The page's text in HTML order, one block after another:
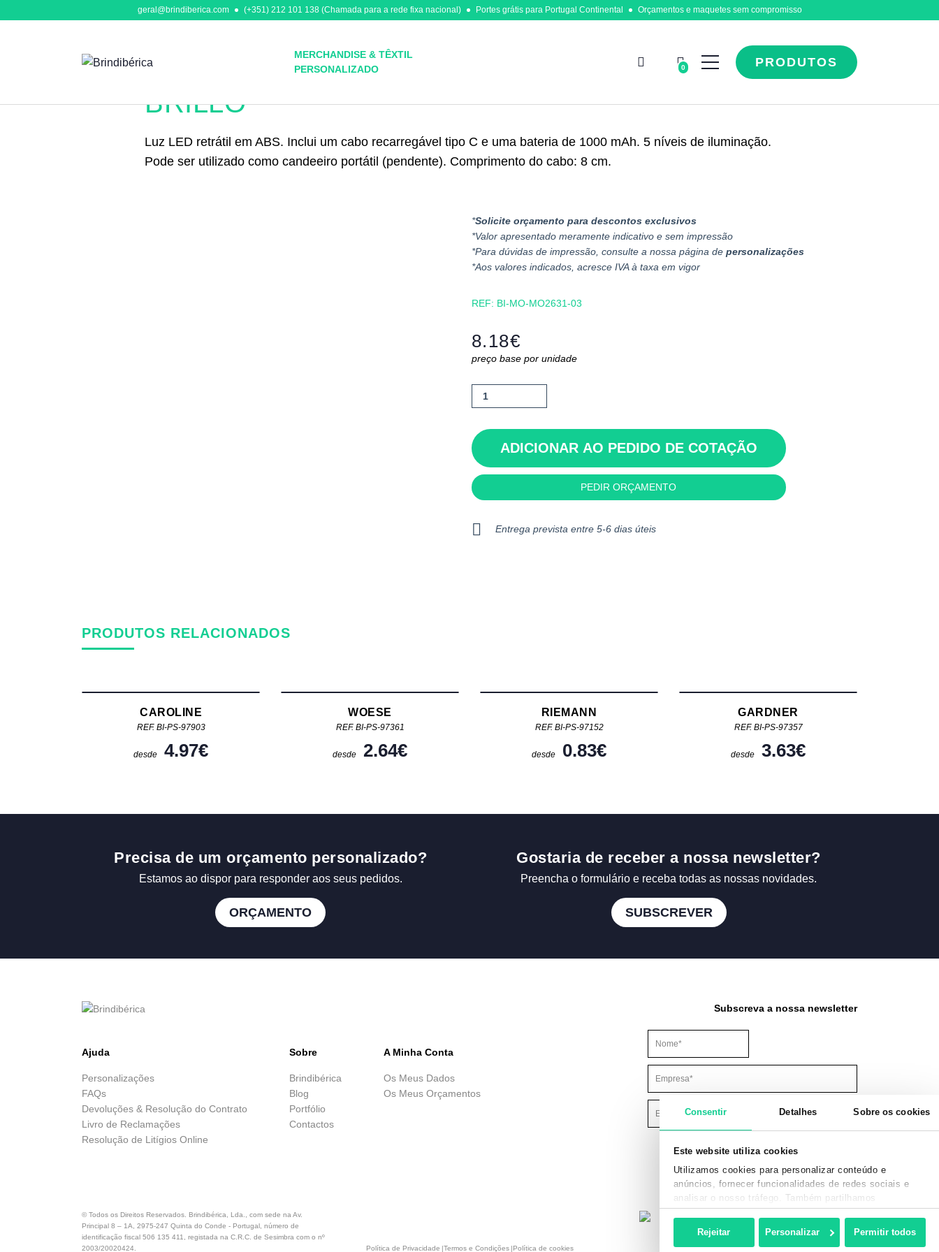
Consentir Detalhes Sobre os cookies
Este website utiliza cookies
Utilizamos cookies para personalizar conteúdo e
anúncios, fornecer funcionalidades de redes sociais e
analisar o nosso tráfego. Também partilhamos
informações acerca da sua utilização do site com os
análise, que as podem combinar com outras informações
Rejeitar Personalizar Permitir todos
geral@brindiberica.com (+351) 212 101 138 (Chamada para a rede fixa nacional) Portes grátis para Portugal Continental Orçamentos e maquetes sem compromisso
MERCHANDISE & TÊXTIL
PERSONALIZADO
0 PRODUTOS
BRILLO
Luz LED retrátil em ABS. Inclui um cabo recarregável tipo C e uma bateria de 1000 mAh. 5 níveis de iluminação.
Pode ser utilizado como candeeiro portátil (pendente). Comprimento do cabo: 8 cm.
*Solicite orçamento para descontos exclusivos
*Valor apresentado meramente indicativo e sem impressão
*Para dúvidas de impressão, consulte a nossa página de personalizações
*Aos valores indicados, acresce IVA à taxa em vigor
REF: BI-MO-MO2631-03
8.18€
preço base por unidade
Quantidade
de
Brillo
ADICIONAR AO PEDIDO DE COTAÇÃO
PEDIR ORÇAMENTO
Entrega prevista entre 5-6 dias úteis
PRODUTOS RELACIONADOS
CAROLINE
REF. BI-PS-97903
desde 4.97€
WOESE
REF. BI-PS-97361
desde 2.64€
RIEMANN
REF. BI-PS-97152
desde 0.83€
GARDNER
REF. BI-PS-97357
desde 3.63€
Precisa de um orçamento personalizado?
Estamos ao dispor para responder aos seus pedidos.
ORÇAMENTO
Gostaria de receber a nossa newsletter?
Preencha o formulário e receba todas as nossas novidades.
SUBSCREVER
Ajuda
Personalizações
FAQs
Devoluções & Resolução do Contrato
Livro de Reclamações
Resolução de Litígios Online
Sobre
Brindibérica
Blog
Portfólio
Contactos
A Minha Conta
Os Meus Dados
Os Meus Orçamentos
Subscreva a nossa newsletter
Este campo é para efeitos de validação e deve ser mantido
© Todos os Direitos Reservados. Brindibérica, Lda., com sede na Av.
Principal 8 – 1A, 2975-247 Quinta do Conde - Portugal, número de
identificação fiscal 506 135 411, registada na C.R.C. de Sesimbra com o nº
2003/20020424.
Política de Privacidade Termos e Condições Política de cookies Powered bySmartKISS